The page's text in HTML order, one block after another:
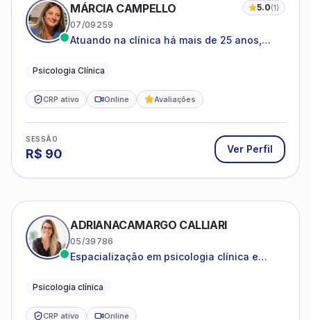
MÁRCIA CAMPELLO 5.0(1)
07/09259
Atuando na clínica há mais de 25 anos,
estruturas, com experiência em
Psicologia Clínica
CRP ativo Online Avaliações
SESSÃO
R$ 90 Ver Perfil
ADRIANACAMARGO CALLIARI
05/39786
Espacialização em psicologia clínica e
Psicologia clínica
CRP ativo Online